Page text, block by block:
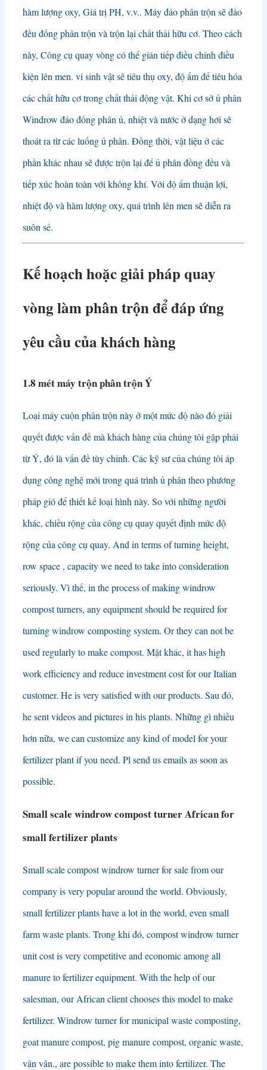
hàm lượng oxy, Giá trị PH, v.v.. Máy đảo phân trộn sẽ đảo
đều đống phân trộn và trộn lại chất thải hữu cơ. Theo cách
này, Công cụ quay vòng có thể gián tiếp điều chỉnh điều
kiện lên men. vi sinh vật sẽ tiêu thụ oxy, độ ẩm để tiêu hóa
các chất hữu cơ trong chất thải động vật. Khi cơ sở ủ phân
Windrow đảo đống phân ủ, nhiệt và nước ở dạng hơi sẽ
thoát ra từ các luống ủ phân. Đồng thời, vật liệu ở các
phần khác nhau sẽ được trộn lại để ủ phân đồng đều và
tiếp xúc hoàn toàn với không khí. Với độ ẩm thuận lợi,
nhiệt độ và hàm lượng oxy, quá trình lên men sẽ diễn ra
suôn sẻ.
Kế hoạch hoặc giải pháp quay
vòng làm phân trộn để đáp ứng
yêu cầu của khách hàng
1.8 mét máy trộn phân trộn Ý
Loại máy cuộn phân trộn này ở một mức độ nào đó giải
quyết được vấn đề mà khách hàng của chúng tôi gặp phải
từ Ý, đó là vấn đề tùy chỉnh. Các kỹ sư của chúng tôi áp
dụng công nghệ mới trong quá trình ủ phân theo phương
pháp gió để thiết kế loại hình này. So với những người
khác, chiều rộng của công cụ quay quyết định mức độ
rộng của công cụ quay. And in terms of turning height,
row space , capacity we need to take into consideration
seriously. Vì thế, in the process of making windrow
compost turners, any equipment should be required for
turning windrow composting system. Or they can not be
used regularly to make compost. Mặt khác, it has high
work efficiency and reduce investment cost for our Italian
customer. He is very satisfied with our products. Sau đó,
he sent videos and pictures in his plants. Những gì nhiều
hơn nữa, we can customize any kind of model for your
fertilizer plant if you need. Pl send us emails as soon as
possible.
Small scale windrow compost turner African for
small fertilizer plants
Small scale compost windrow turner for sale from our
company is very popular around the world. Obviously,
small fertilizer plants have a lot in the world, even small
farm waste plants. Trong khi đó, compost windrow turner
unit cost is very competitive and economic among all
manure to fertilizer equipment. With the help of our
salesman, our African client chooses this model to make
fertilizer. Windrow turner for municipal waste composting,
goat manure compost, pig manure compost, organic waste,
vân vân., are possible to make them into fertilizer. The